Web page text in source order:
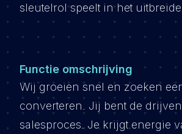
sleutelrol speelt in het
Functie omschrijving
Wij groeien snel en zoeken
converteren. Jij bent de
salesproces. Je krijgt energie